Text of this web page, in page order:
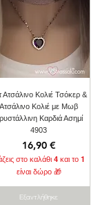
Ατσάλινο Κολιέ Τσόκερ &
Ατσάλινο Κολιέ με Μωβ
Καρδιά Ασημί
4903
Τιμή
16,90 €
στο καλάθι 4 και το 1
είναι δώρο 🎁
Εξαντλήθηκε